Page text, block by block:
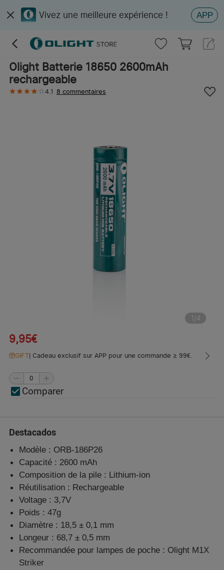
Vivez une meilleure expérience ! APP
Olight Batterie 18650 2600mAh
rechargeable
4.1 8 commentaires
1/4
9,95€
GIFT| Cadeau exclusif sur APP pour une commande ≥ 99€.
Comparer
Destacados
Modèle : ORB-186P26
Capacité : 2600 mAh
Composition de la pile : Lithium-ion
Réutilisation : Rechargeable
Voltage : 3,7V
Poids : 47g
Diamètre : 18,5 ± 0,1 mm
Longeur : 68,7 ± 0,5 mm
Recommandée pour lampes de poche : Olight M1X
Striker